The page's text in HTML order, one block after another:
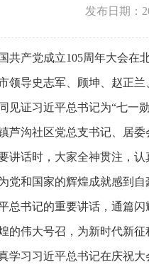
发布日期：
共产党成立105周年大会
领导史志军、顾坤、赵正
见证习近平总书记为“七一
芦沟社区党总支书记、居
讲话时，大家全神贯注，
党和国家的辉煌成就感到
总书记的重要讲话，通篇
的伟大号召，为新时代新
学习习近平总书记在庆祝